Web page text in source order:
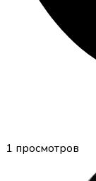
1 просмотров